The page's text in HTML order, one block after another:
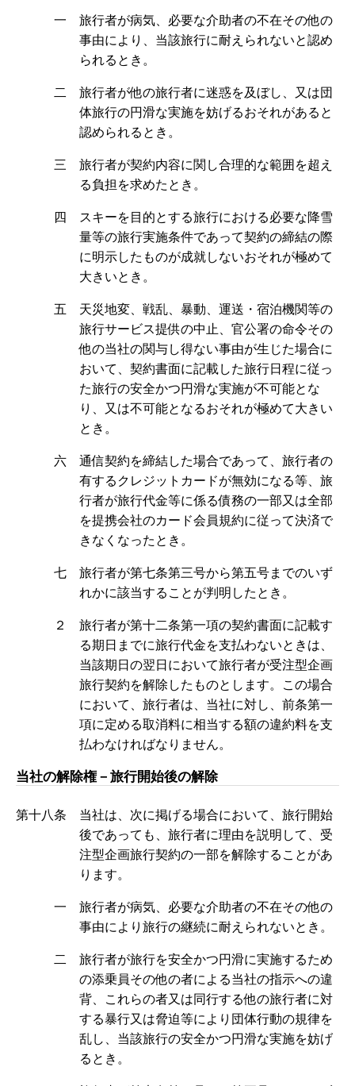
一 旅行者が病気、必要な介助者の不在その他の
事由により、当該旅行に耐えられないと認め
られるとき。
二 旅行者が他の旅行者に迷惑を及ぼし、又は団
体旅行の円滑な実施を妨げるおそれがあると
認められるとき。
三 旅行者が契約内容に関し合理的な範囲を超え
る負担を求めたとき。
四 スキーを目的とする旅行における必要な降雪
量等の旅行実施条件であって契約の締結の際
に明示したものが成就しないおそれが極めて
大きいとき。
五 天災地変、戦乱、暴動、運送・宿泊機関等の
旅行サービス提供の中止、官公署の命令その
他の当社の関与し得ない事由が生じた場合に
おいて、契約書面に記載した旅行日程に従っ
た旅行の安全かつ円滑な実施が不可能とな
り、又は不可能となるおそれが極めて大きい
とき。
六 通信契約を締結した場合であって、旅行者の
有するクレジットカードが無効になる等、旅
行者が旅行代金等に係る債務の一部又は全部
を提携会社のカード会員規約に従って決済で
きなくなったとき。
七 旅行者が第七条第三号から第五号までのいず
れかに該当することが判明したとき。
２ 旅行者が第十二条第一項の契約書面に記載す
る期日までに旅行代金を支払わないときは、
当該期日の翌日において旅行者が受注型企画
旅行契約を解除したものとします。この場合
において、旅行者は、当社に対し、前条第一
項に定める取消料に相当する額の違約料を支
払わなければなりません。
当社の解除権－旅行開始後の解除
第十八条 当社は、次に掲げる場合において、旅行開始
後であっても、旅行者に理由を説明して、受
注型企画旅行契約の一部を解除することがあ
ります。
一 旅行者が病気、必要な介助者の不在その他の
事由により旅行の継続に耐えられないとき。
二 旅行者が旅行を安全かつ円滑に実施するため
の添乗員その他の者による当社の指示への違
背、これらの者又は同行する他の旅行者に対
する暴行又は脅迫等により団体行動の規律を
乱し、当該旅行の安全かつ円滑な実施を妨げ
るとき。